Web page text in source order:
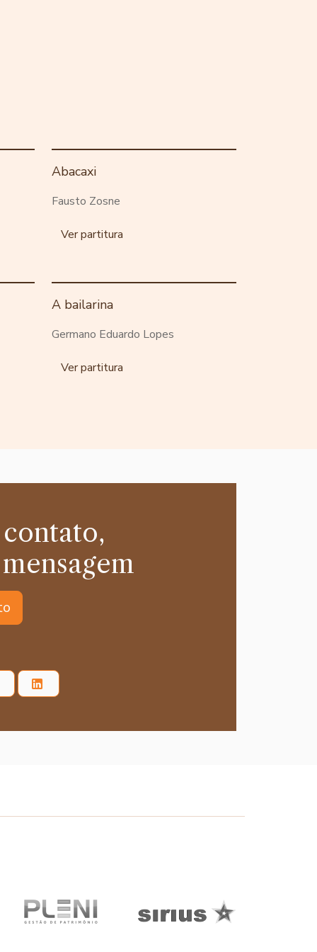
Abacaxi
Fausto Zosne
Ver partitura
A bailarina
Germano Eduardo Lopes
Ver partitura